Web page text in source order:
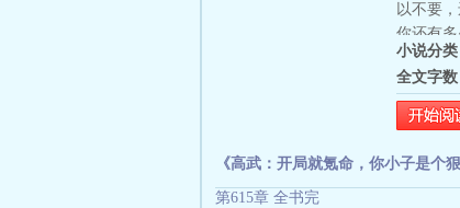
以不要
你还有多
小说分类
全文字数
《高武：开局就氪命，你小子是个
第615章 全书完